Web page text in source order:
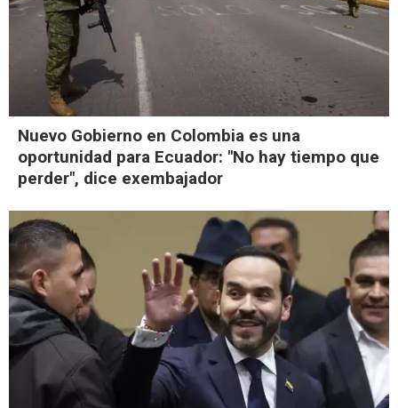
Nuevo Gobierno en Colombia es una
oportunidad para Ecuador: "No hay tiempo que
perder", dice exembajador